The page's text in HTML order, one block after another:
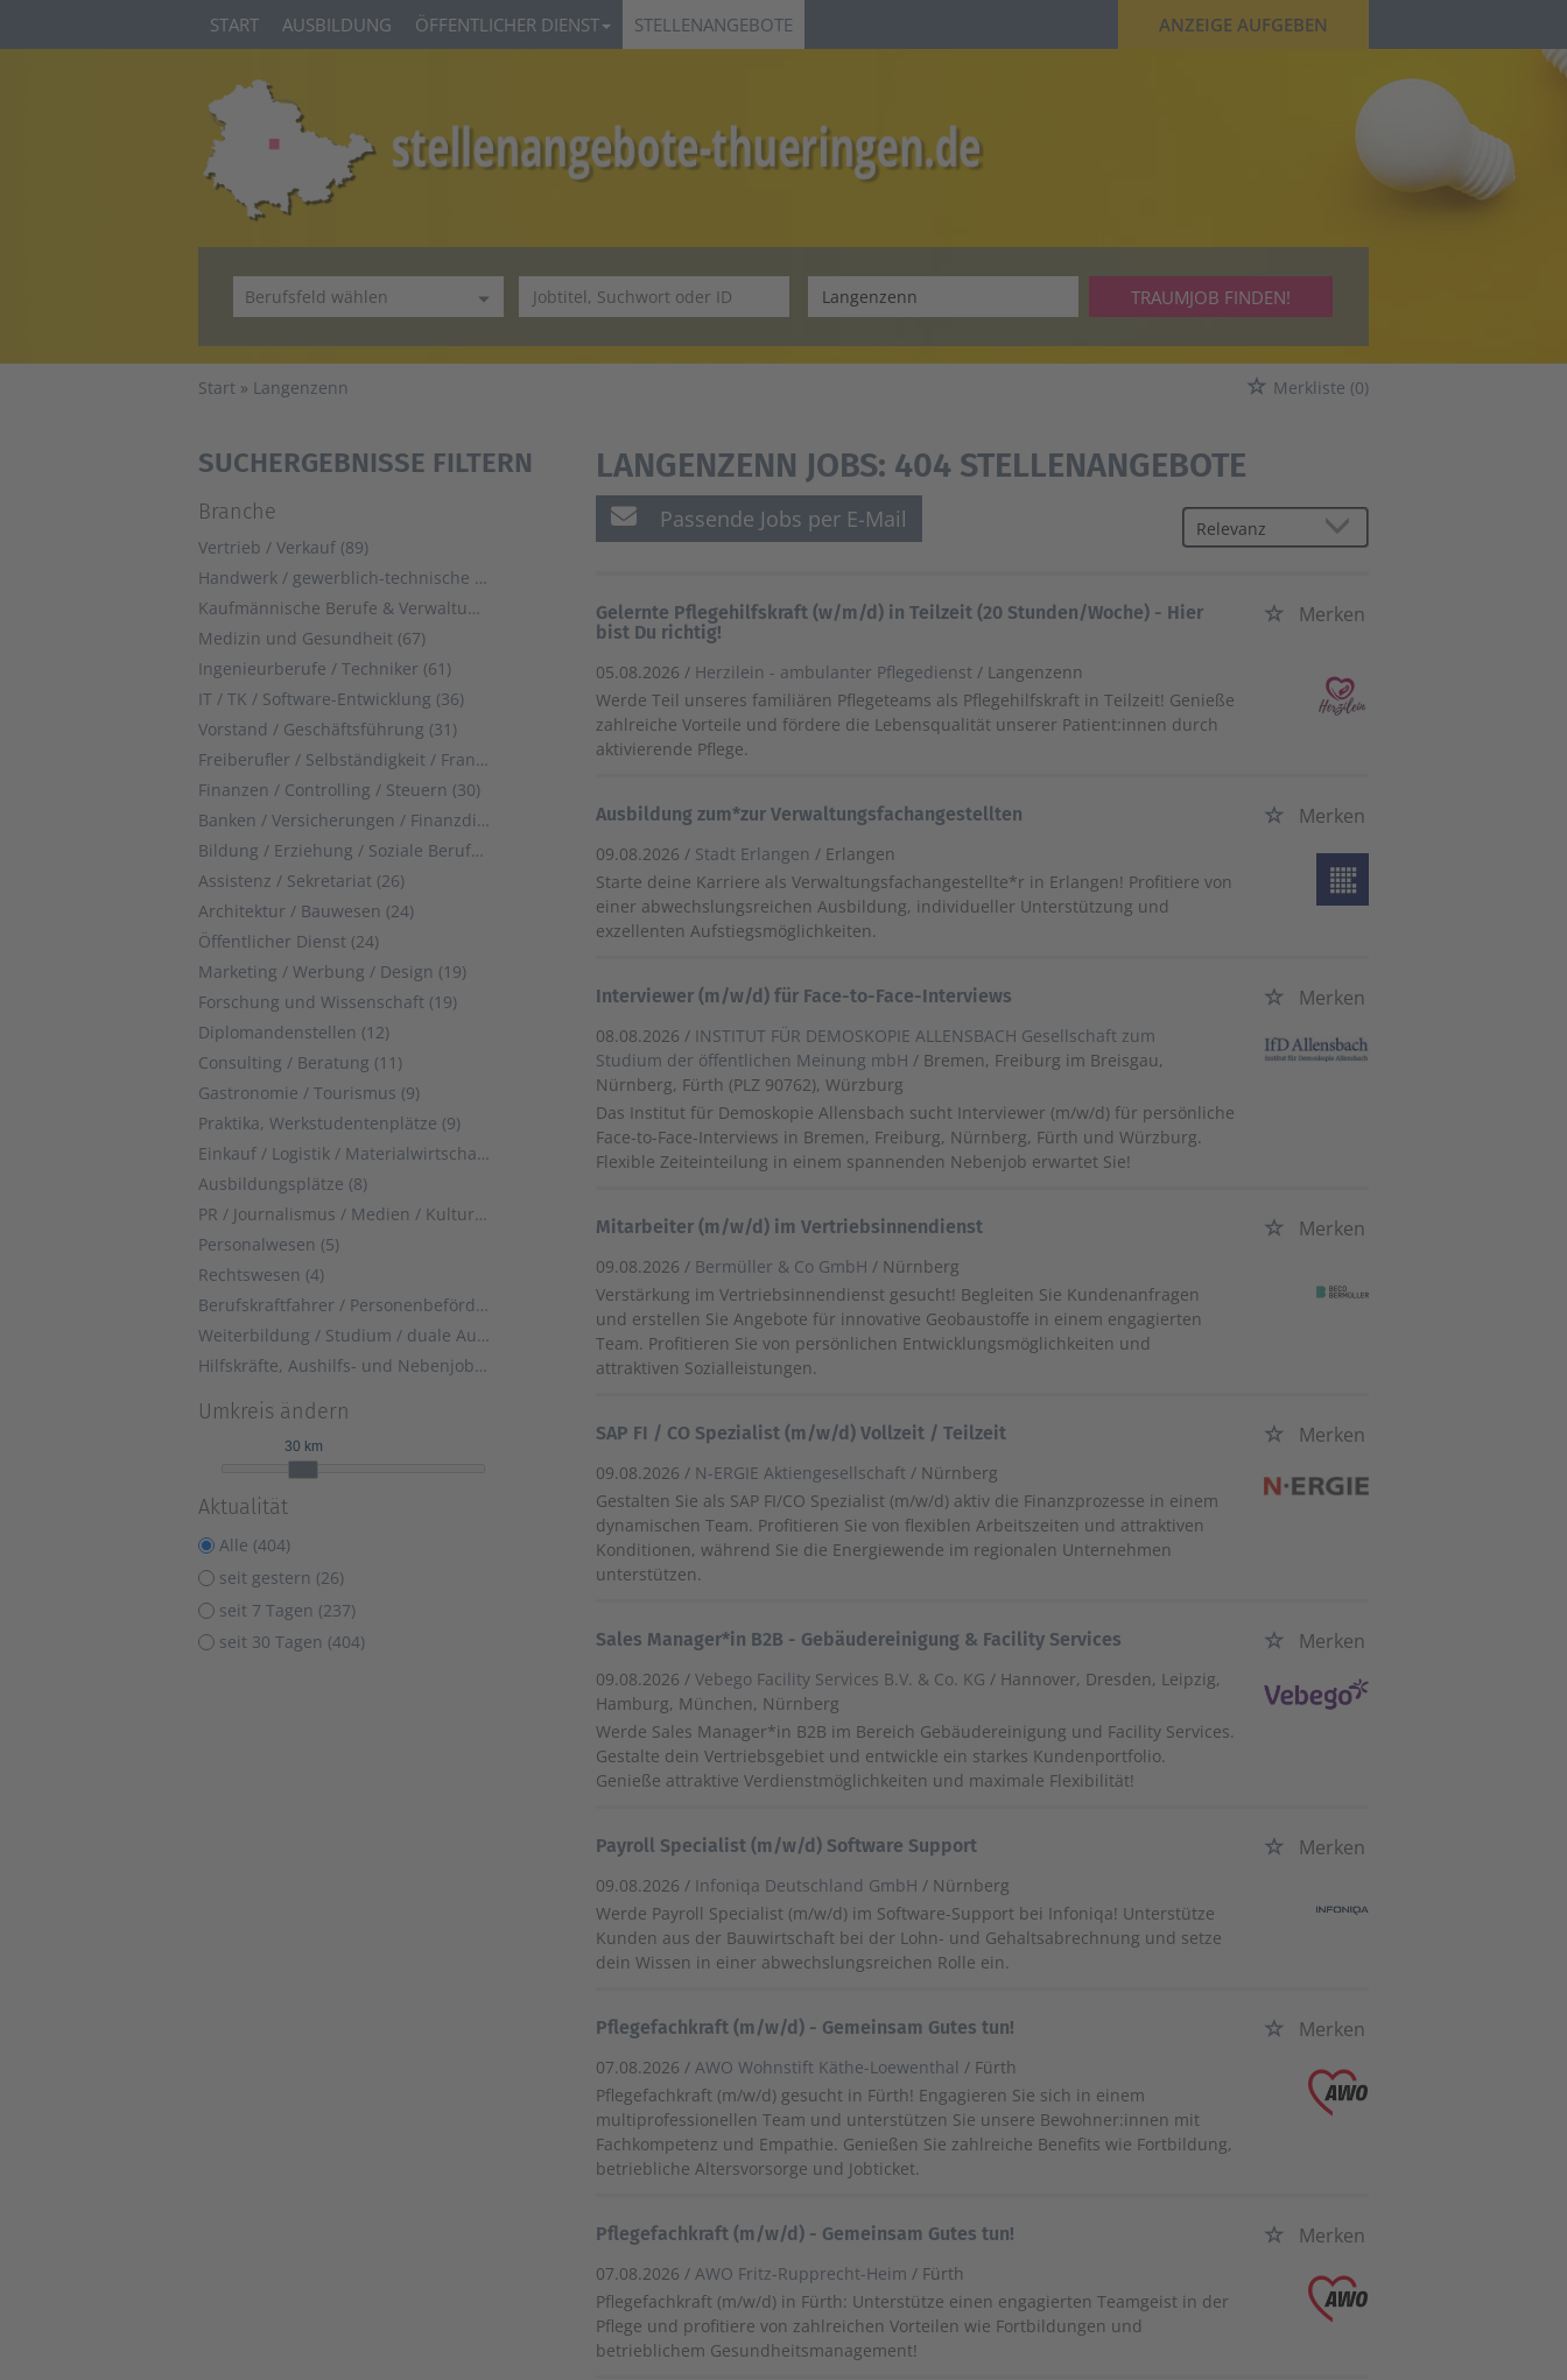
START AUSBILDUNG ÖFFENTLICHER DIENST STELLENANGEBOTE ANZEIGE AUFGEBEN
TRAUMJOB FINDEN!
Start Langenzenn Merkliste (0)
SUCHERGEBNISSE FILTERN
Branche
Vertrieb / Verkauf (89)
Handwerk / gewerblich-technische Berufe (78)
Kaufmännische Berufe & Verwaltung (75)
Medizin und Gesundheit (67)
Ingenieurberufe / Techniker (61)
IT / TK / Software-Entwicklung (36)
Vorstand / Geschäftsführung (31)
Freiberufler / Selbständigkeit / Franchise (31)
Finanzen / Controlling / Steuern (30)
Banken / Versicherungen / Finanzdienstleister (27)
Bildung / Erziehung / Soziale Berufe (27)
Assistenz / Sekretariat (26)
Architektur / Bauwesen (24)
Öffentlicher Dienst (24)
Marketing / Werbung / Design (19)
Forschung und Wissenschaft (19)
Diplomandenstellen (12)
Consulting / Beratung (11)
Gastronomie / Tourismus (9)
Praktika, Werkstudentenplätze (9)
Einkauf / Logistik / Materialwirtschaft (8)
Ausbildungsplätze (8)
PR / Journalismus / Medien / Kultur (6)
Personalwesen (5)
Rechtswesen (4)
Berufskraftfahrer / Personenbeförderung (Land, Wasser, Luft) (4)
Weiterbildung / Studium / duale Ausbildung (2)
Hilfskräfte, Aushilfs- und Nebenjobs (1)
Umkreis ändern
30 km
Aktualität
Alle (404)
seit gestern (26)
seit 7 Tagen (237)
seit 30 Tagen (404)
LANGENZENN JOBS: 404 STELLENANGEBOTE
Passende Jobs per E-Mail
Gelernte Pflegehilfskraft (w/m/d) in Teilzeit (20 Stunden/Woche) - Hier
bist Du richtig!
Merken
05.08.2026 / Herzilein - ambulanter Pflegedienst / Langenzenn
Werde Teil unseres familiären Pflegeteams als Pflegehilfskraft in Teilzeit! Genieße
zahlreiche Vorteile und fördere die Lebensqualität unserer Patient:innen durch
aktivierende Pflege.
Ausbildung zum*zur Verwaltungsfachangestellten Merken
09.08.2026 / Stadt Erlangen / Erlangen
Starte deine Karriere als Verwaltungsfachangestellte*r in Erlangen! Profitiere von
einer abwechslungsreichen Ausbildung, individueller Unterstützung und
exzellenten Aufstiegsmöglichkeiten.
Interviewer (m/w/d) für Face-to-Face-Interviews Merken
08.08.2026 / INSTITUT FÜR DEMOSKOPIE ALLENSBACH Gesellschaft zum
Studium der öffentlichen Meinung mbH / Bremen, Freiburg im Breisgau,
Nürnberg, Fürth (PLZ 90762), Würzburg
Das Institut für Demoskopie Allensbach sucht Interviewer (m/w/d) für persönliche
Face-to-Face-Interviews in Bremen, Freiburg, Nürnberg, Fürth und Würzburg.
Flexible Zeiteinteilung in einem spannenden Nebenjob erwartet Sie!
Mitarbeiter (m/w/d) im Vertriebsinnendienst Merken
09.08.2026 / Bermüller & Co GmbH / Nürnberg
Verstärkung im Vertriebsinnendienst gesucht! Begleiten Sie Kundenanfragen
und erstellen Sie Angebote für innovative Geobaustoffe in einem engagierten
Team. Profitieren Sie von persönlichen Entwicklungsmöglichkeiten und
attraktiven Sozialleistungen.
SAP FI / CO Spezialist (m/w/d) Vollzeit / Teilzeit Merken
09.08.2026 / N-ERGIE Aktiengesellschaft / Nürnberg
Gestalten Sie als SAP FI/CO Spezialist (m/w/d) aktiv die Finanzprozesse in einem
dynamischen Team. Profitieren Sie von flexiblen Arbeitszeiten und attraktiven
Konditionen, während Sie die Energiewende im regionalen Unternehmen
unterstützen.
Sales Manager*in B2B - Gebäudereinigung & Facility Services Merken
09.08.2026 /Vebego Facility Services B.V. & Co. KG / Hannover, Dresden, Leipzig,
Hamburg, München, Nürnberg
Werde Sales Manager*in B2B im Bereich Gebäudereinigung und Facility Services.
Gestalte dein Vertriebsgebiet und entwickle ein starkes Kundenportfolio.
Genieße attraktive Verdienstmöglichkeiten und maximale Flexibilität!
Payroll Specialist (m/w/d) Software Support Merken
09.08.2026 / Infoniqa Deutschland GmbH / Nürnberg
Werde Payroll Specialist (m/w/d) im Software-Support bei Infoniqa! Unterstütze
Kunden aus der Bauwirtschaft bei der Lohn- und Gehaltsabrechnung und setze
dein Wissen in einer abwechslungsreichen Rolle ein.
Pflegefachkraft (m/w/d) - Gemeinsam Gutes tun! Merken
07.08.2026 /AWO Wohnstift Käthe-Loewenthal / Fürth
Pflegefachkraft (m/w/d) gesucht in Fürth! Engagieren Sie sich in einem
multiprofessionellen Team und unterstützen Sie unsere Bewohner:innen mit
Fachkompetenz und Empathie. Genießen Sie zahlreiche Benefits wie Fortbildung,
betriebliche Altersvorsorge und Jobticket.
Pflegefachkraft (m/w/d) - Gemeinsam Gutes tun! Merken
07.08.2026 /AWO Fritz-Rupprecht-Heim / Fürth
Pflegefachkraft (m/w/d) in Fürth: Unterstütze einen engagierten Teamgeist in der
Pflege und profitiere von zahlreichen Vorteilen wie Fortbildungen und
betrieblichem Gesundheitsmanagement!